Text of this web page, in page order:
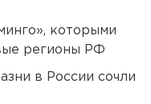
которыми
регионы РФ
в России сочли